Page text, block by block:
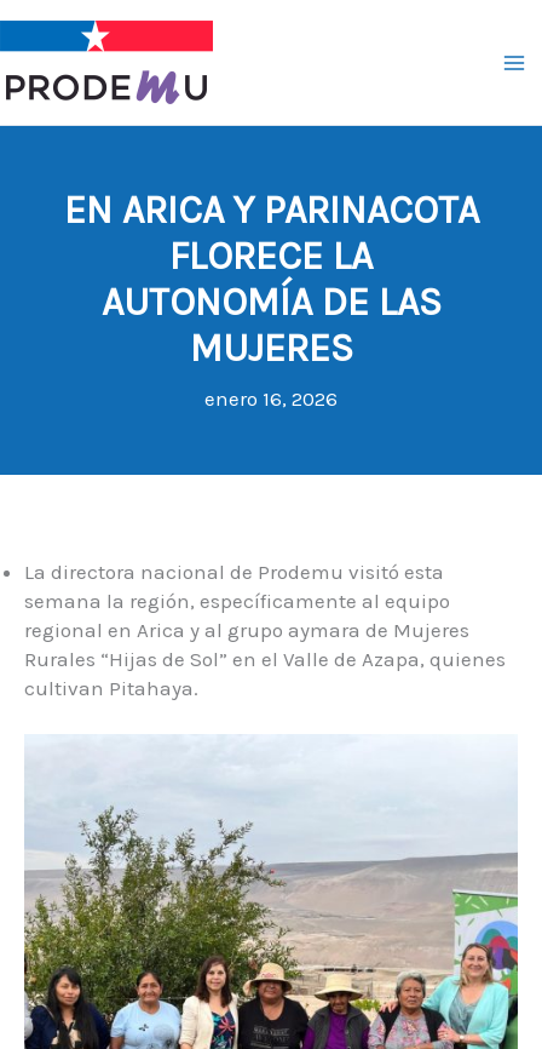
contenido
EN ARICA Y PARINACOTA
FLORECE LA
AUTONOMÍA DE LAS
MUJERES
enero 16, 2026
La directora nacional de Prodemu visitó esta
semana la región, específicamente al equipo
regional en Arica y al grupo aymara de Mujeres
Rurales “Hijas de Sol” en el Valle de Azapa, quienes
cultivan Pitahaya.